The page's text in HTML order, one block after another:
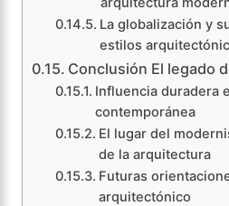
La globalización y
estilos
Conclusión El legado
Influencia duradera
contemporánea
El lugar del
de la arquitectura
Futuras
arquitectónico